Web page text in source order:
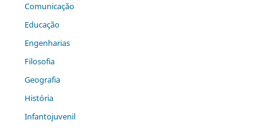
Comunicação
Educação
Engenharias
Filosofia
Geografia
História
Infantojuvenil